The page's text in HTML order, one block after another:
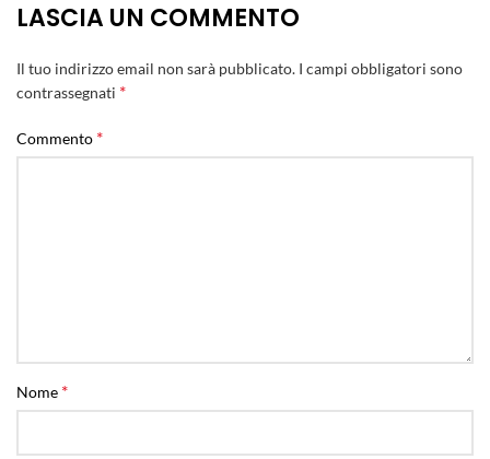
LASCIA UN COMMENTO
Il tuo indirizzo email non sarà pubblicato. I campi obbligatori sono
contrassegnati *
Commento *
Nome *